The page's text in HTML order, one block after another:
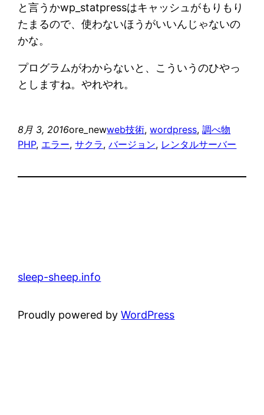
と言うかwp_statpressはキャッシュがもりもり
たまるので、使わないほうがいいんじゃないの
かな。
プログラムがわからないと、こういうのひやっ
としますね。やれやれ。
8月 3, 2016ore_newweb技術, wordpress, 調べ物
PHP, エラー, サクラ, バージョン, レンタルサーバー
sleep-sheep.info
Proudly powered byWordPress